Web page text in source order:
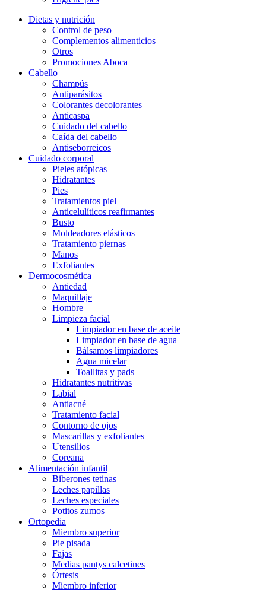
Dietas y nutrición
Control de peso
Complementos alimenticios
Otros
Promociones Aboca
Cabello
Champús
Antiparásitos
Colorantes decolorantes
Anticaspa
Cuidado del cabello
Caída del cabello
Antiseborreicos
Cuidado corporal
Pieles atópicas
Hidratantes
Pies
Tratamientos piel
Anticelulíticos reafirmantes
Busto
Moldeadores elásticos
Tratamiento piernas
Manos
Exfoliantes
Dermocosmética
Antiedad
Maquillaje
Hombre
Limpieza facial
Limpiador en base de aceite
Limpiador en base de agua
Bálsamos limpiadores
Agua micelar
Toallitas y pads
Hidratantes nutritivas
Labial
Antiacné
Tratamiento facial
Contorno de ojos
Mascarillas y exfoliantes
Utensilios
Coreana
Alimentación infantil
Biberones tetinas
Leches papillas
Leches especiales
Potitos zumos
Ortopedia
Miembro superior
Pie pisada
Fajas
Medias pantys calcetines
Órtesis
Miembro inferior